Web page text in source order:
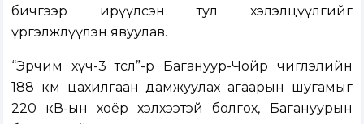
бичгээр ирүүлсэн тул хэлэлцүүлгийг
үргэлжлүүлэн явуулав.
“Эрчим хүч-3 төсөл”-өөр Багануур-Чойр чиглэлийн
188 км цахилгаан дамжуулах агаарын шугамыг
220 кВ-ын хоёр хэлхээтэй болгох, Багануурын